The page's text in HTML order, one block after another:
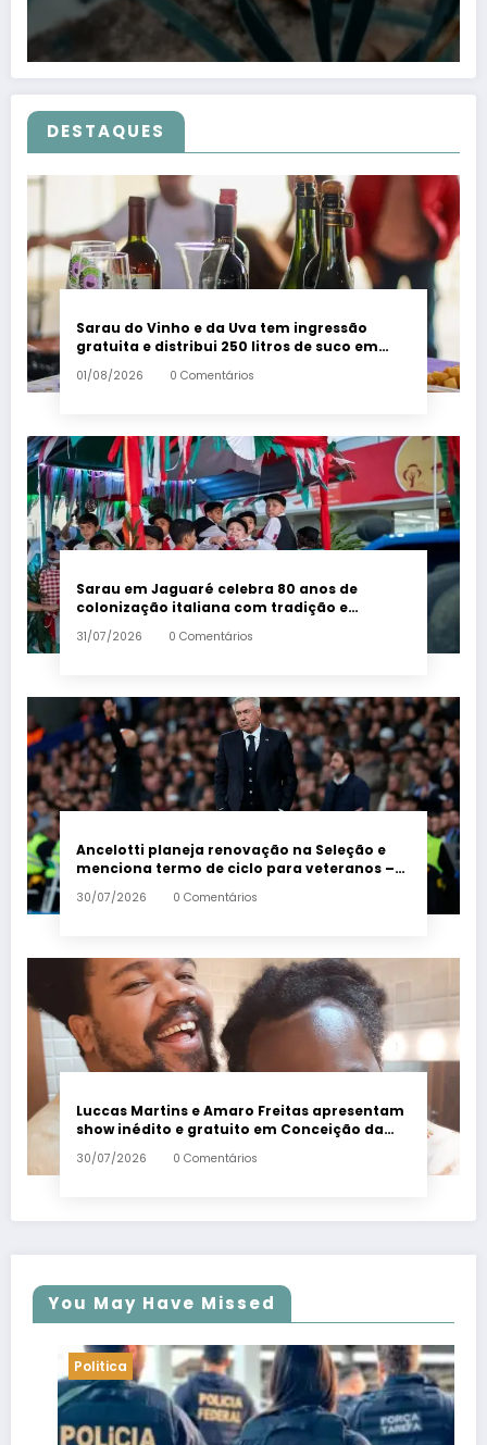
DESTAQUES
Sarau do Vinho e da Uva tem ingressão
gratuita e distribui 250 litros de suco em
Santa Teresa – Em Dia ES
01/08/2026 0 Comentários
Sarau em Jaguaré celebra 80 anos de
colonização italiana com tradição e
trambolhão da polenta – Em Dia ES
31/07/2026 0 Comentários
Ancelotti planeja renovação na Seleção e
menciona termo de ciclo para veteranos –
Em Dia ES
30/07/2026 0 Comentários
Luccas Martins e Amaro Freitas apresentam
show inédito e gratuito em Conceição da
Barra – Em Dia ES
30/07/2026 0 Comentários
You May Have Missed
Politica